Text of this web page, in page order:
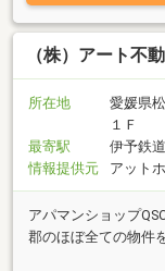
（株）アート不
所在地
愛媛県
１Ｆ
最寄駅
伊予鉄
情報提供元
アット
アパマンショップ
郡のほぼ全ての物件
スタッフ指定可能